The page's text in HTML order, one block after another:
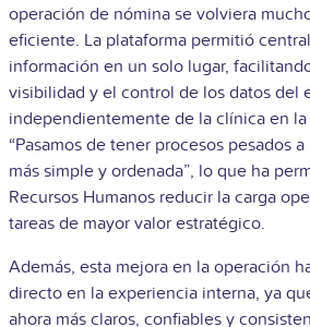
operación de nómina se volviera
eficiente. La plataforma permitió
información en un solo lugar,
visibilidad y el control de los datos del
independientemente de la clínica en
“Pasamos de tener procesos pesados
más simple y ordenada”, lo que ha
Recursos Humanos reducir la carga
tareas de mayor valor estratégico.
Además, esta mejora en la operación
directo en la experiencia interna, ya
ahora más claros, confiables y